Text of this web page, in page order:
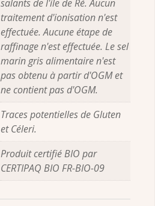
salants de l'ile de Ré. Aucun
traitement d'ionisation n'est
effectuée. Aucune étape de
raffinage n'est effectuée. Le sel
marin gris alimentaire n'est
pas obtenu à partir d'OGM et
ne contient pas d'OGM.
Traces potentielles de Gluten
et Céleri.
Produit certifié BIO par
CERTIPAQ BIO FR-BIO-09